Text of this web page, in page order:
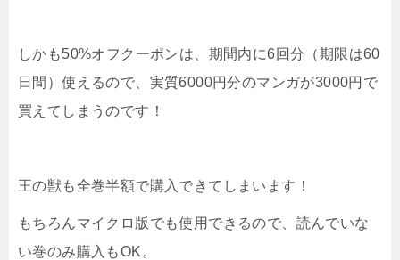
しかも50%オフクーポンは、期間内に6回分（期限は60
日間）使えるので、実質6000円分のマンガが3000円で
買えてしまうのです！
王の獣も全巻半額で購入できてしまいます！
もちろんマイクロ版でも使用できるので、読んでいな
い巻のみ購入もOK。